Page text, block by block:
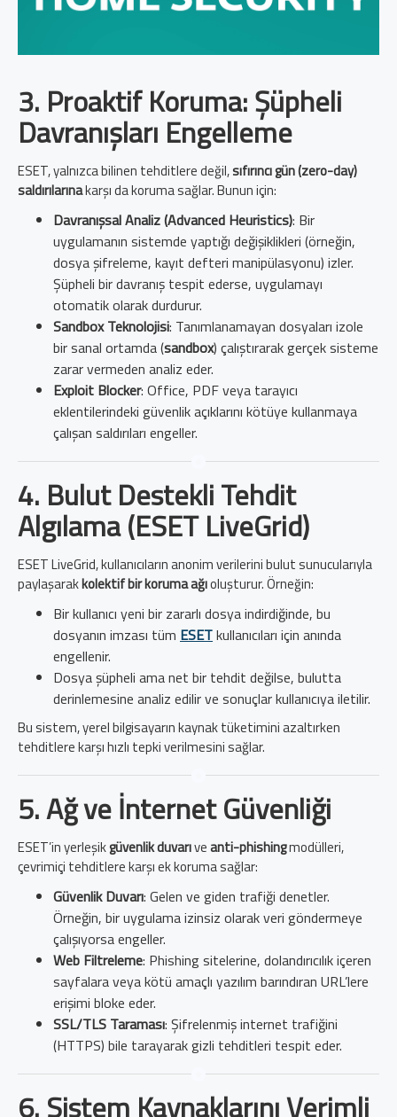
3. Proaktif Koruma: Şüpheli
Davranışları Engelleme
ESET, yalnızca bilinen tehditlere değil,sıfırıncı gün (zero-day)
saldırılarınakarşı da koruma sağlar. Bunun için:
Davranışsal Analiz (Advanced Heuristics): Bir
uygulamanın sistemde yaptığı değişiklikleri (örneğin,
dosya şifreleme, kayıt defteri manipülasyonu) izler.
Şüpheli bir davranış tespit ederse, uygulamayı
otomatik olarak durdurur.
Sandbox Teknolojisi: Tanımlanamayan dosyaları izole
bir sanal ortamda (sandbox) çalıştırarak gerçek sisteme
zarar vermeden analiz eder.
Exploit Blocker: Office, PDF veya tarayıcı
eklentilerindeki güvenlik açıklarını kötüye kullanmaya
çalışan saldırıları engeller.
4. Bulut Destekli Tehdit
Algılama (ESET LiveGrid)
ESET LiveGrid, kullanıcıların anonim verilerini bulut sunucularıyla
paylaşarakkolektif bir koruma ağıoluşturur. Örneğin:
Bir kullanıcı yeni bir zararlı dosya indirdiğinde, bu
dosyanın imzası tüm ESETkullanıcıları için anında
engellenir.
Dosya şüpheli ama net bir tehdit değilse, bulutta
derinlemesine analiz edilir ve sonuçlar kullanıcıya iletilir.
Bu sistem, yerel bilgisayarın kaynak tüketimini azaltırken
tehditlere karşı hızlı tepki verilmesini sağlar.
5. Ağ ve İnternet Güvenliği
ESET’in yerleşikgüvenlik duvarıveanti-phishingmodülleri,
çevrimiçi tehditlere karşı ek koruma sağlar:
Güvenlik Duvarı: Gelen ve giden trafiği denetler.
Örneğin, bir uygulama izinsiz olarak veri göndermeye
çalışıyorsa engeller.
Web Filtreleme: Phishing sitelerine, dolandırıcılık içeren
sayfalara veya kötü amaçlı yazılım barındıran URL’lere
erişimi bloke eder.
SSL/TLS Taraması: Şifrelenmiş internet trafiğini
(HTTPS) bile tarayarak gizli tehditleri tespit eder.
6. Sistem Kaynaklarını Verimli